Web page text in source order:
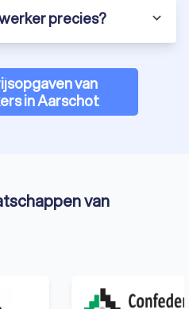
precies?
van
in Aarschot
van